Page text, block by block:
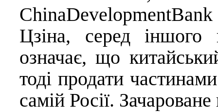
Цзіна, серед
означає, що
тоді продати
самій Росії.